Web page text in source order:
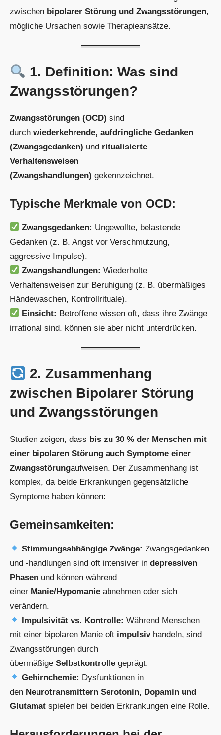
zwischen bipolarer Störung und Zwangsstörungen,
mögliche Ursachen sowie Therapieansätze.
1. Definition: Was sind
Zwangsstörungen?
Zwangsstörungen (OCD) sind
durch wiederkehrende, aufdringliche Gedanken
(Zwangsgedanken) und ritualisierte
Verhaltensweisen
(Zwangshandlungen) gekennzeichnet.
Typische Merkmale von OCD:
Zwangsgedanken: Ungewollte, belastende
Gedanken (z. B. Angst vor Verschmutzung,
aggressive Impulse).
Zwangshandlungen: Wiederholte
Verhaltensweisen zur Beruhigung (z. B. übermäßiges
Händewaschen, Kontrollrituale).
Einsicht: Betroffene wissen oft, dass ihre Zwänge
irrational sind, können sie aber nicht unterdrücken.
2. Zusammenhang
zwischen Bipolarer Störung
und Zwangsstörungen
Studien zeigen, dass bis zu 30 % der Menschen mit
einer bipolaren Störung auch Symptome einer
Zwangsstörungaufweisen. Der Zusammenhang ist
komplex, da beide Erkrankungen gegensätzliche
Symptome haben können:
Gemeinsamkeiten:
Stimmungsabhängige Zwänge: Zwangsgedanken
und -handlungen sind oft intensiver in depressiven
Phasen und können während
einer Manie/Hypomanie abnehmen oder sich
verändern.
Impulsivität vs. Kontrolle: Während Menschen
mit einer bipolaren Manie oft impulsivhandeln, sind
Zwangsstörungen durch
übermäßige Selbstkontrolle geprägt.
Gehirnchemie: Dysfunktionen in
den Neurotransmittern Serotonin, Dopamin und
Glutamat spielen bei beiden Erkrankungen eine Rolle.